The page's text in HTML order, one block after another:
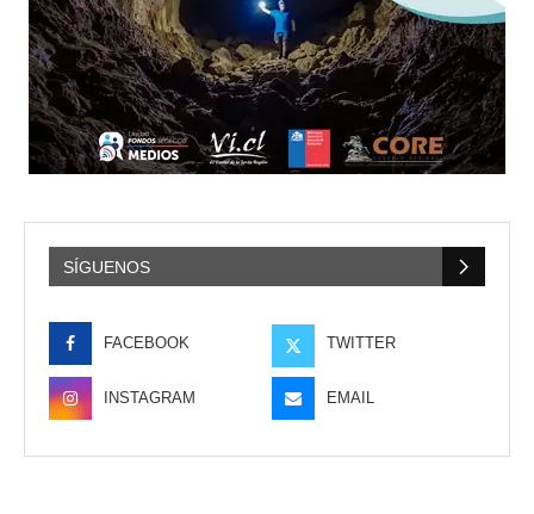
SÍGUENOS
FACEBOOK TWITTER
INSTAGRAM EMAIL